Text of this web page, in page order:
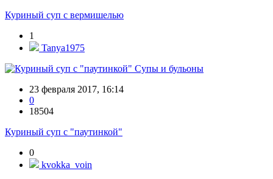
Куриный суп с вермишелью
1
Tanya1975
Супы и бульоны
23 февраля 2017, 16:14
0
18504
Куриный суп с "паутинкой"
0
kvokka_voin